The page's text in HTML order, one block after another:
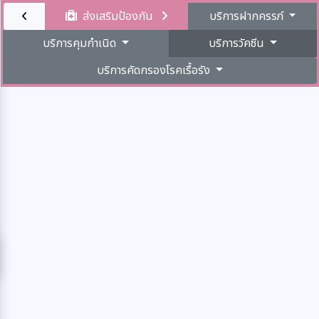
ส่งเสริมป้องกัน
บริการฝากครรภ์
บริการคุมกำเนิด
บริการวัคซีน
บริการคัดกรองโรคเรื้อรัง